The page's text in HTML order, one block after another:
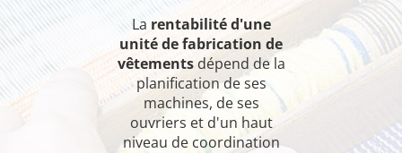
La rentabilité d'une
unité de fabrication de
vêtementsdépend de la
planification de ses
machines, de ses
ouvriers et d'un haut
niveau de coordination